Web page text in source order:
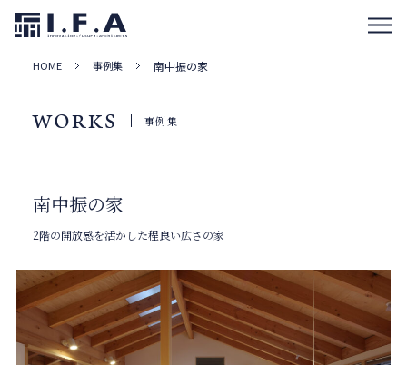
HOME 事例集 南中振の家
WORKS 事例集
南中振の家
2階の開放感を活かした程良い広さの家